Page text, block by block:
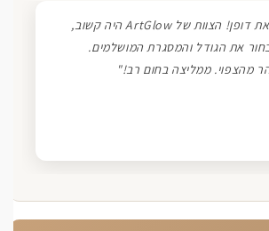
"חווית שירות יוצאת דופן! הצוות של ArtGlow היה קשוב,
את הגודל והמסגרת המושלמים.
מהצפוי. ממליצה בחום רב!"